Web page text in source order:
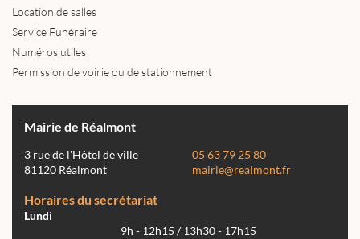
Location de salles
Service Funéraire
Numéros utiles
Permission de voirie ou de stationnement
Mairie de Réalmont
3 rue de l'Hôtel de ville
81120 Réalmont
05 63 79 25 80
mairie@realmont.fr
Horaires du secrétariat
Lundi
9h - 12h15 / 13h30 - 17h15